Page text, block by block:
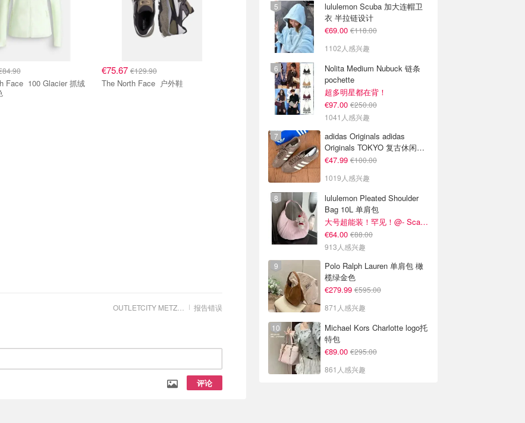
Glacier 抓绒
€75.67 €129.90
The North Face 户外鞋
报告错误
评论
lululemon Scuba 加大连帽卫
衣 半拉链设计
€69.00 €118.00
1102人感兴趣
Nolita Medium Nubuck 链条
pochette
超多明星都在背！
€97.00 €250.00
1041人感兴趣
adidas Originals adidas
Originals TOKYO 复古休闲鞋
深棕色
€47.99 €100.00
1019人感兴趣
lululemon Pleated Shoulder
Bag 10L 单肩包
大号超能装！罕见！@- Scarlett
€64.00 €88.00
913人感兴趣
Polo Ralph Lauren 单肩包 橄
榄绿金色
€279.99 €595.00
871人感兴趣
Michael Kors Charlotte logo托
特包
€89.00 €295.00
861人感兴趣